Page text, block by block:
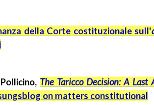
della Corte costituzionale sull'
Pollicino, The TariccoDecision: A Last
on matters constitutional